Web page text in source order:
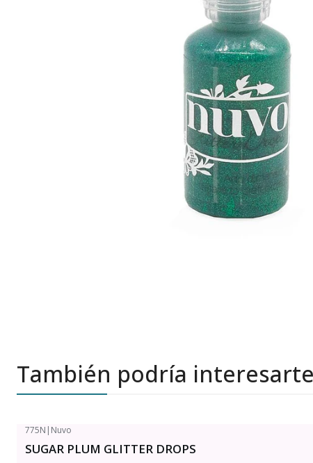
También podría
775N | Nuvo
SUGAR PLUM GLITTER DROPS